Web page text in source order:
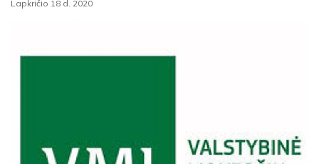
Lapkričio 18 d. 2020